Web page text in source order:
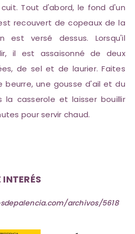
Tout d'abord, le fond d'un
recouvert de copeaux de la
est versé dessus. Lorsqu'il
il est assaisonné de deux
de sel et de laurier. Faites
beurre, une gousse d'ail et du
la casserole et laisser bouillir
pour servir chaud.
archivos/5618